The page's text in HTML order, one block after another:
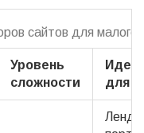
сайтов для малого
Уровень
сложности
для